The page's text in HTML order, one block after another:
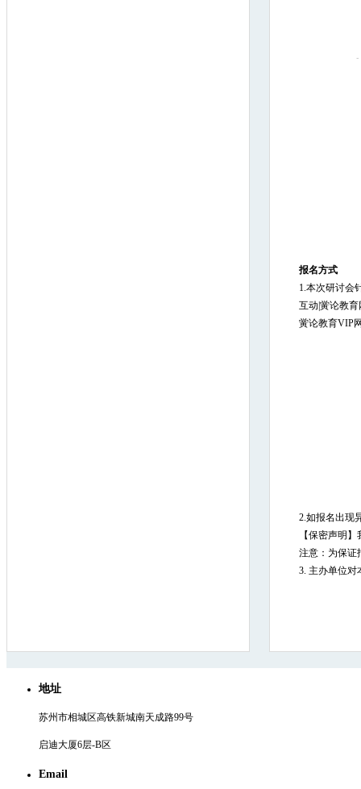
报名方式
1.本次研讨会
互动|黉论教
黉论教育VIP
2.如报名出现
【保密声明
注意：为保证
3. 主办单位对
地址
苏州市相城区高铁新城南天成路99号
启迪大厦6层-B区
Email